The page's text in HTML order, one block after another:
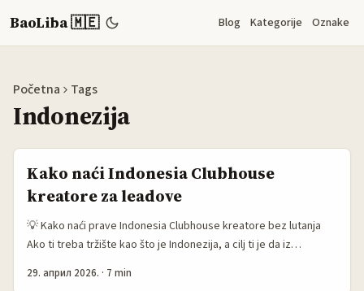
BaoLiba 🇲🇪 Blog Kategorije Oznake
Početna Tags
Indonezija
Kako naći Indonesia Clubhouse
kreatore za leadove
💡 Kako naći prave Indonesia Clubhouse kreatore bez lutanja
Ako ti treba tržište kao što je Indonezija, a cilj ti je da iz
“popularne ljude”. Tražiš one koji imaju stvarnu vezu sa svojom
29. април 2026. · 7 min